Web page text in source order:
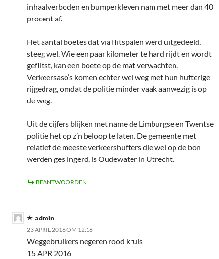
inhaalverboden en bumperkleven nam met meer dan 40
procent af.
Het aantal boetes dat via flitspalen werd uitgedeeld,
steeg wel. Wie een paar kilometer te hard rijdt en wordt
geflitst, kan een boete op de mat verwachten.
Verkeersaso’s komen echter wel weg met hun hufterige
rijgedrag, omdat de politie minder vaak aanwezig is op
de weg.
Uit de cijfers blijken met name de Limburgse en Twentse
politie het op z’n beloop te laten. De gemeente met
relatief de meeste verkeershufters die wel op de bon
werden geslingerd, is Oudewater in Utrecht.
BEANTWOORDEN
admin
23 APRIL 2016 OM 12:18
Weggebruikers negeren rood kruis
15 APR 2016